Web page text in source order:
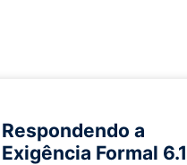
Respondendo a
Exigência Formal 6.1